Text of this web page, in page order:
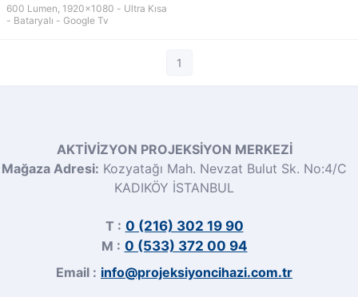
600 Lumen, 1920x1080 - Ultra Kısa
- Bataryalı - Google Tv
1
AKTİVİZYON PROJEKSİYON MERKEZİ
Mağaza Adresi: Kozyatağı Mah. Nevzat Bulut Sk. No:4/C
KADIKÖY İSTANBUL
T : 0 (216) 302 19 90
M : 0 (533) 372 00 94
Email : info@projeksiyoncihazi.com.tr